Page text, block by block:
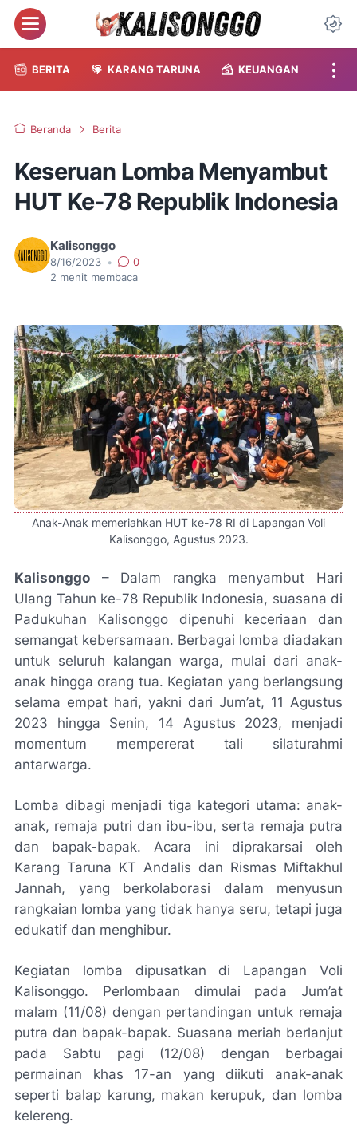
Menu
BERITA KARANG TARUNA KEUANGAN
Beranda Berita
Keseruan Lomba Menyambut
HUT Ke-78 Republik Indonesia
Kalisonggo
8/16/2023 •
0
2 menit membaca
Anak-Anak memeriahkan HUT ke-78 RI di Lapangan Voli
Kalisonggo, Agustus 2023.
Kalisonggo – Dalam rangka menyambut Hari
Ulang Tahun ke-78 Republik Indonesia, suasana di
Padukuhan Kalisonggo dipenuhi keceriaan dan
semangat kebersamaan. Berbagai lomba diadakan
untuk seluruh kalangan warga, mulai dari anak-
anak hingga orang tua. Kegiatan yang berlangsung
selama empat hari, yakni dari Jum’at, 11 Agustus
2023 hingga Senin, 14 Agustus 2023, menjadi
momentum mempererat tali silaturahmi
antarwarga.
Lomba dibagi menjadi tiga kategori utama: anak-
anak, remaja putri dan ibu-ibu, serta remaja putra
dan bapak-bapak. Acara ini diprakarsai oleh
Karang Taruna KT Andalis dan Rismas Miftakhul
Jannah, yang berkolaborasi dalam menyusun
rangkaian lomba yang tidak hanya seru, tetapi juga
edukatif dan menghibur.
Kegiatan lomba dipusatkan di Lapangan Voli
Kalisonggo. Perlombaan dimulai pada Jum’at
malam (11/08) dengan pertandingan untuk remaja
putra dan bapak-bapak. Suasana meriah berlanjut
pada Sabtu pagi (12/08) dengan berbagai
permainan khas 17-an yang diikuti anak-anak
seperti balap karung, makan kerupuk, dan lomba
kelereng.